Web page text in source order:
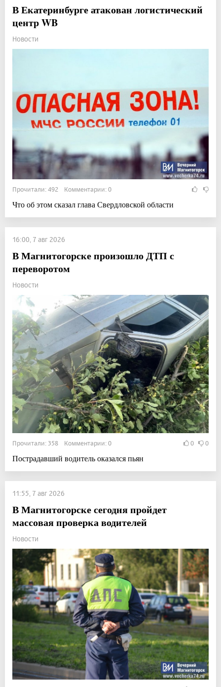
В Екатеринбурге атакован логистический
центр WB
Новости
Прочитали: 492 Комментарии: 0
Что об этом сказал глава Свердловской области
16:00, 7 авг 2026
В Магнитогорске произошло ДТП с
переворотом
Новости
Прочитали: 358 Комментарии: 0 0 0
Пострадавший водитель оказался пьян
11:55, 7 авг 2026
В Магнитогорске сегодня пройдет
массовая проверка водителей
Новости